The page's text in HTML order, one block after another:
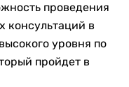
проведения
консультаций в
уровня по
пройдет в